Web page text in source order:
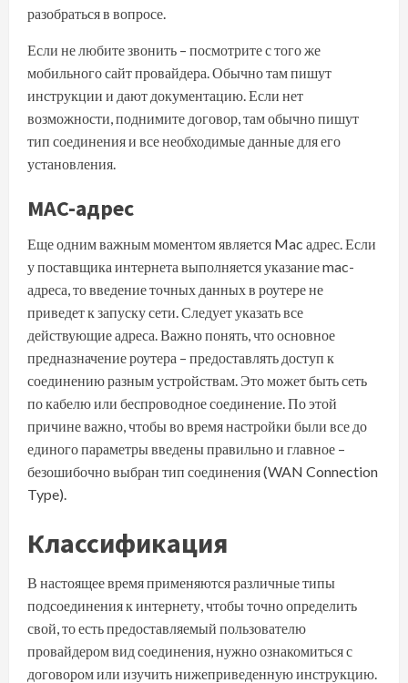
разобраться в вопросе.
Если не любите звонить – посмотрите с того же
мобильного сайт провайдера. Обычно там пишут
инструкции и дают документацию. Если нет
возможности, поднимите договор, там обычно пишут
тип соединения и все необходимые данные для его
установления.
MAC-адрес
Еще одним важным моментом является Mac адрес. Если
у поставщика интернета выполняется указание mac-
адреса, то введение точных данных в роутере не
приведет к запуску сети. Следует указать все
действующие адреса. Важно понять, что основное
предназначение роутера – предоставлять доступ к
соединению разным устройствам. Это может быть сеть
по кабелю или беспроводное соединение. По этой
причине важно, чтобы во время настройки были все до
единого параметры введены правильно и главное –
безошибочно выбран тип соединения (WAN Connection
Type).
Классификация
В настоящее время применяются различные типы
подсоединения к интернету, чтобы точно определить
свой, то есть предоставляемый пользователю
провайдером вид соединения, нужно ознакомиться с
договором или изучить нижеприведенную инструкцию.